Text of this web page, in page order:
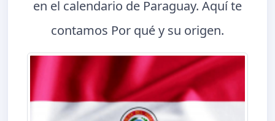
en el calendario de Paraguay. Aquí te
contamos Por qué y su origen.